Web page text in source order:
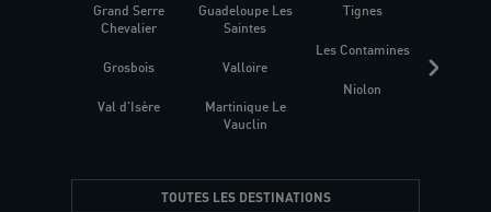
Grand Serre
Chevalier
Grosbois
Val d'Isère
Guadeloupe Les
Saintes
Valloire
Martinique Le
Vauclin
Tignes
Les Contamines
Niolon
TOUTES LES DESTINATIONS